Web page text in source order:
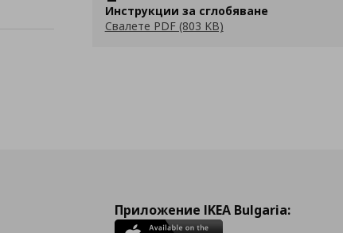
Инструкции за сглобяване
Свалете PDF (803 KB)
Приложение IKEA Bulgaria: